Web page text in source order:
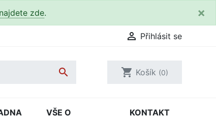
najdete zde. ×
 Přihlásit se
 shopping_cart Košík (0)
VŠE O
KONTAKT